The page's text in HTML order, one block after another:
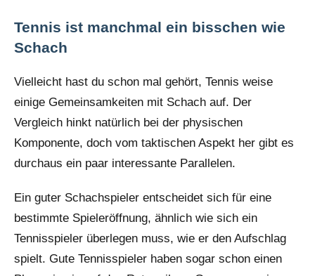
Tennis ist manchmal ein bisschen wie
Schach
Vielleicht hast du schon mal gehört, Tennis weise
einige Gemeinsamkeiten mit Schach auf. Der
Vergleich hinkt natürlich bei der physischen
Komponente, doch vom taktischen Aspekt her gibt es
durchaus ein paar interessante Parallelen.
Ein guter Schachspieler entscheidet sich für eine
bestimmte Spieleröffnung, ähnlich wie sich ein
Tennisspieler überlegen muss, wie er den Aufschlag
spielt. Gute Tennisspieler haben sogar schon einen